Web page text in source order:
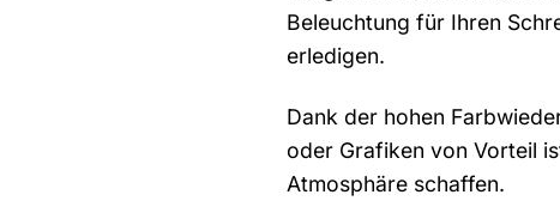
Beleuchtung für Ihren
erledigen.
Dank der hohen
oder Grafiken von Vorteil
Atmosphäre schaffen.